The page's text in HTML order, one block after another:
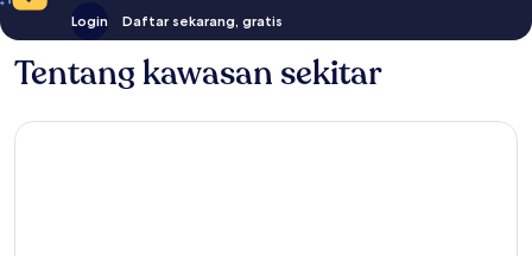
Login Daftar sekarang, gratis
Tentang kawasan sekitar